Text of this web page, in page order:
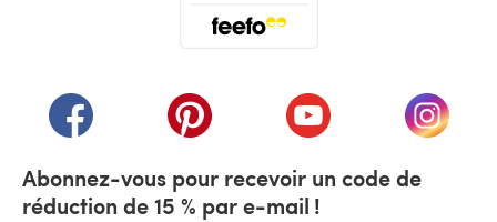
(s'ouvre dans un nouvel onglet)
(s'ouvre dans un nouvel onglet)
(s'ouvre dans un(s'ouvre
Abonnez-vous pour recevoir un code de
réduction de 15 % par e-mail !